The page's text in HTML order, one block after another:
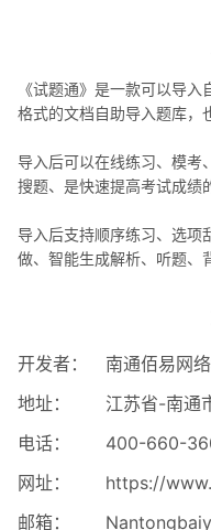
《试题通》是一款可以导
格式的文档自助导入题库，
导入后可以在线练习、模考
搜题、是快速提高考试成绩
导入后支持顺序练习、选项
做、智能生成解析、听题、
开发者：
南通佰易网
地址：
江苏省-南通
电话：
400-660-
网址：
https://
邮箱：